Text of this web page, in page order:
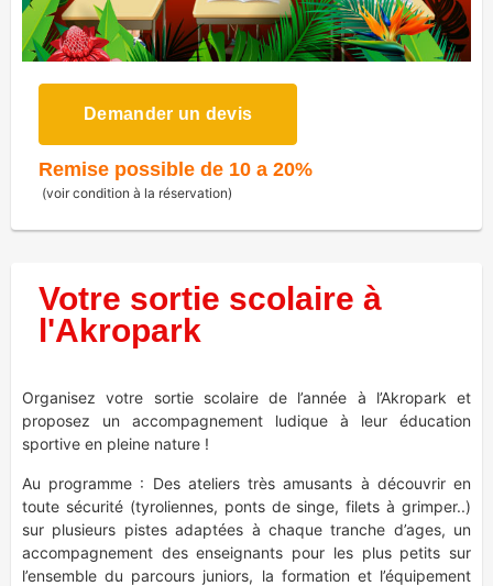
Demander un devis
Remise possible de 10 a 20%
(voir condition à la réservation)
Votre sortie scolaire à
l'Akropark
Organisez votre sortie scolaire de l’année à l’Akropark et
proposez un accompagnement ludique à leur éducation
sportive en pleine nature !
Au programme : Des ateliers très amusants à découvrir en
toute sécurité (tyroliennes, ponts de singe, filets à grimper..)
sur plusieurs pistes adaptées à chaque tranche d’ages, un
accompagnement des enseignants pour les plus petits sur
l’ensemble du parcours juniors, la formation et l’équipement